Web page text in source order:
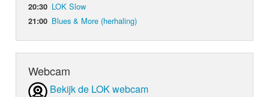
Webcam
Info
20:30 LOK Slow
21:00 Blues & More (herhaling)
Webcam
Bekijk de LOK webcam